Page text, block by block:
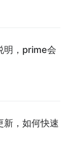
明，prime会
，如何快速